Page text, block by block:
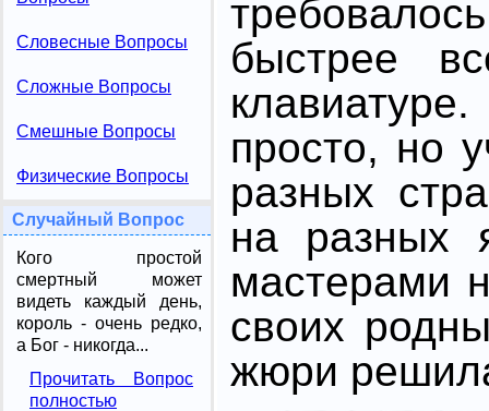
Словесные Вопросы
Сложные Вопросы
Смешные Вопросы
Физические Вопросы
Случайный Вопрос
Кого простой
смертный может
видеть каждый день,
король - очень редко,
а Бог - никогда...
Прочитать Вопрос
полностью
быстрее
просто, но
разных
на разных
мастерами
своих
жюри